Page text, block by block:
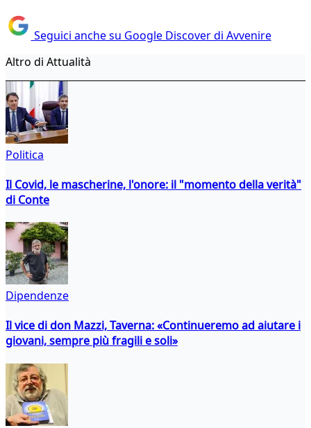
Seguici anche su Google Discover di Avvenire
Altro di Attualità
Politica
Il Covid, le mascherine, l'onore: il "momento della verità"
di Conte
Dipendenze
Il vice di don Mazzi, Taverna: «Continueremo ad aiutare i
giovani, sempre più fragili e soli»